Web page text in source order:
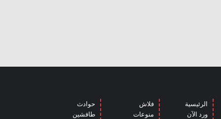
الرئيسية
ورد الآن
فلاش
منوعات
حوادث
طافشين